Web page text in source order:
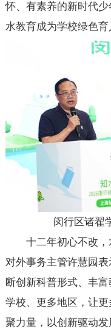
怀、有素养的新时代
水教育成为学校绿色育
闵行区诸翟
十二年初心不改，
对外事务主管许慧园
断创新科普形式、丰
学校、更多地区，让
聚力量，以创新驱动